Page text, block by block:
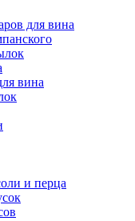
для вина
вина
и перца